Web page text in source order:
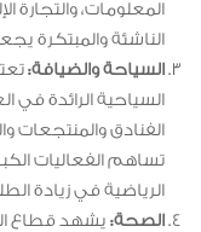
المعلومات، والتجارة
الناشئة والمبتكرة
السياحة والضيافة:
السياحية الرائدة في
الفنادق والمنتجعات
تساهم الفعاليات
الرياضية في زيادة
الصحة: يشهد قطاع